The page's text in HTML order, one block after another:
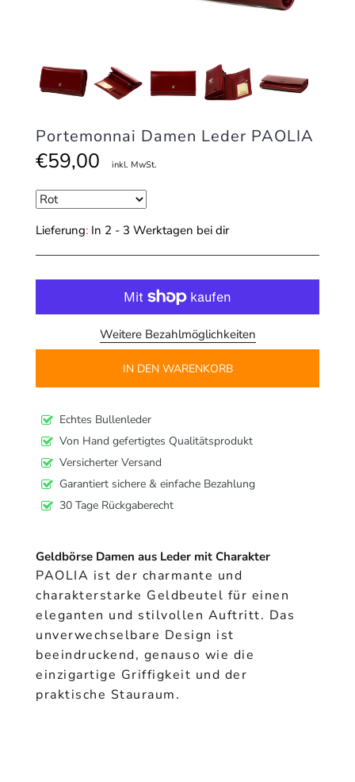
Portemonnai Damen Leder PAOLIA
€59,00 inkl. MwSt.
Lieferung: In 2 - 3 Werktagen bei dir
Weitere Bezahlmöglichkeiten
IN DEN WARENKORB
Echtes Bullenleder
Von Hand gefertigtes Qualitätsprodukt
Versicherter Versand
Garantiert sichere & einfache Bezahlung
30 Tage Rückgaberecht
Geldbörse Damen aus Leder mit Charakter
PAOLIA ist der charmante und
charakterstarke Geldbeutel für einen
eleganten und stilvollen Auftritt. Das
unverwechselbare Design ist
beeindruckend, genauso wie die
einzigartige Griffigkeit und der
praktische Stauraum.